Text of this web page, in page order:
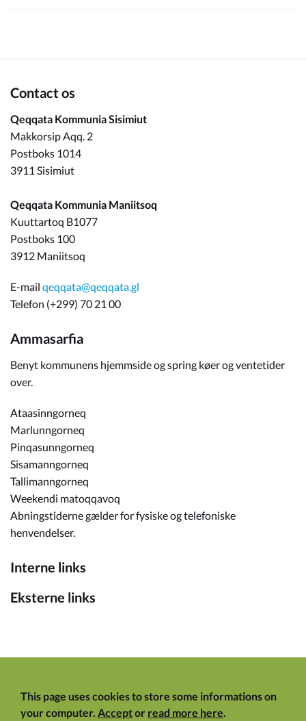
Contact os
Qeqqata Kommunia Sisimiut
Makkorsip Aqq. 2
Postboks 1014
3911 Sisimiut
Qeqqata Kommunia Maniitsoq
Kuuttartoq B1077
Postboks 100
3912 Maniitsoq
E-mail qeqqata@qeqqata.gl
Telefon (+299) 70 21 00
Ammasarfia
Benyt kommunens hjemmside og spring køer og ventetider
over.
Ataasinngorneq
Marlunngorneq
Pinqasunngorneq
Sisamanngorneq
Tallimanngorneq
Weekendi matoqqavoq
Abningstiderne gælder for fysiske og telefoniske
henvendelser.
Interne links
Eksterne links
This page uses cookies to store some informations on
your computer. Acceptor read more here.